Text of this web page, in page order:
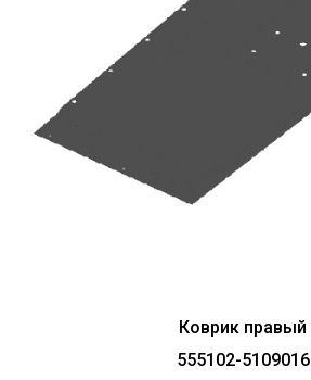
Коврик правый
555102-5109016